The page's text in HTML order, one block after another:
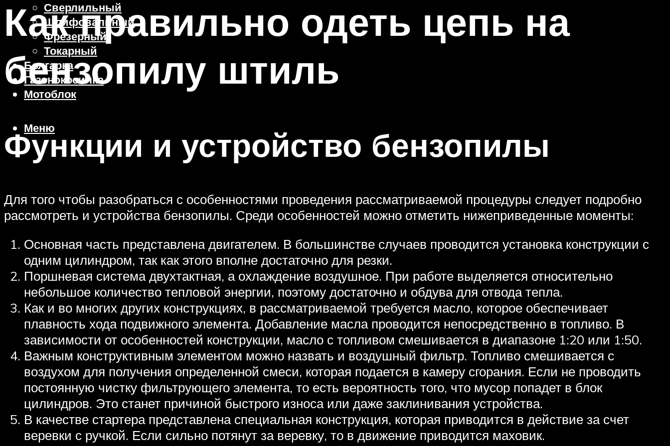
Сверлильный
Шлифовальный
Фрезерный
Токарный
Болгарка
Газонокосилка
Мотоблок
Меню
Как правильно одеть цепь на
бензопилу штиль
Функции и устройство бензопилы
Для того чтобы разобраться с особенностями проведения рассматриваемой процедуры следует подробно
рассмотреть и устройства бензопилы. Среди особенностей можно отметить нижеприведенные моменты:
Основная часть представлена двигателем. В большинстве случаев проводится установка конструкции с
одним цилиндром, так как этого вполне достаточно для резки.
Поршневая система двухтактная, а охлаждение воздушное. При работе выделяется относительно
небольшое количество тепловой энергии, поэтому достаточно и обдува для отвода тепла.
Как и во многих других конструкциях, в рассматриваемой требуется масло, которое обеспечивает
плавность хода подвижного элемента. Добавление масла проводится непосредственно в топливо. В
зависимости от особенностей конструкции, масло с топливом смешивается в диапазоне 1:20 или 1:50.
Важным конструктивным элементом можно назвать и воздушный фильтр. Топливо смешивается с
воздухом для получения определенной смеси, которая подается в камеру сгорания. Если не проводить
постоянную чистку фильтрующего элемента, то есть вероятность того, что мусор попадет в блок
цилиндров. Это станет причиной быстрого износа или даже заклинивания устройства.
В качестве стартера представлена специальная конструкция, которая приводится в действие за счет
веревки с ручкой. Если сильно потянут за веревку, то в движение приводится маховик.